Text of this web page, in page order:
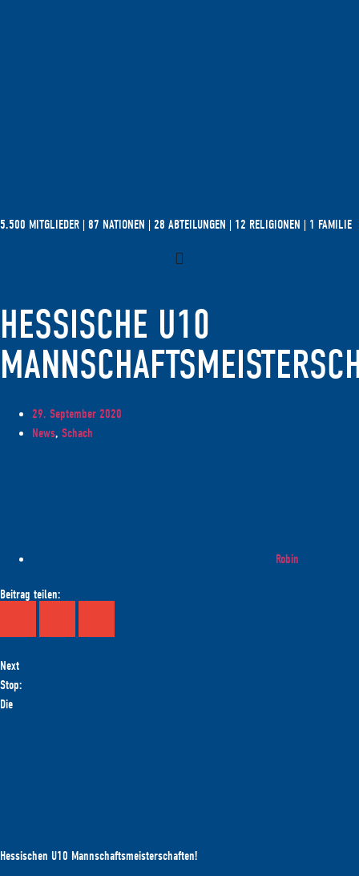
5.500 MITGLIEDER | 87 NATIONEN | 28 ABTEILUNGEN | 12 RELIGIONEN | 1 FAMILIE
HESSISCHE U10
29. September 2020
News, Schach
Robin
Beitrag teilen:
Next
Stop:
Die
Hessischen U10 Mannschaftsmeisterschaften!